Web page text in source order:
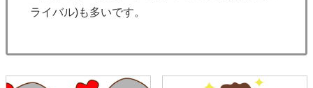
ライバル)も多いです。